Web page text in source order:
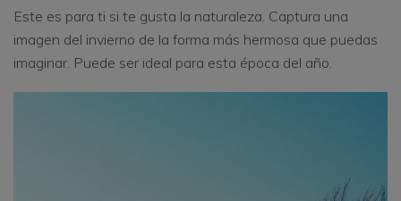
Este es para ti si te gusta la naturaleza. Captura una
imagen del invierno de la forma más hermosa que puedas
imaginar. Puede ser ideal para esta época del año.